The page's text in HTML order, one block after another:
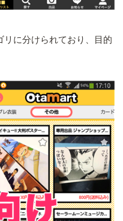
リに分けられており、目的